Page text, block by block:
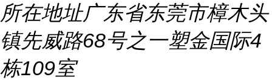
所在地址广东省东莞市樟木头
镇先威路68号之一塑金国际4
栋109室